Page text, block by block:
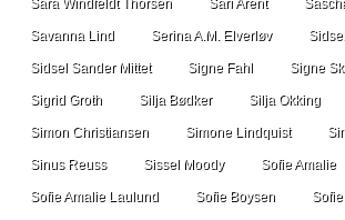
Sara Windfeldt Thorsen Sari Arent
Savanna Lind Serina A.M. Elverløv
Sidsel Sander Mittet Signe Fahl Signe
Sigrid Groth Silja Bødker Silja Okking
Simon Christiansen Simone Lindquist
Sinus Reuss Sissel Moody Sofie Amalie
Sofie Amalie Laulund Sofie Boysen